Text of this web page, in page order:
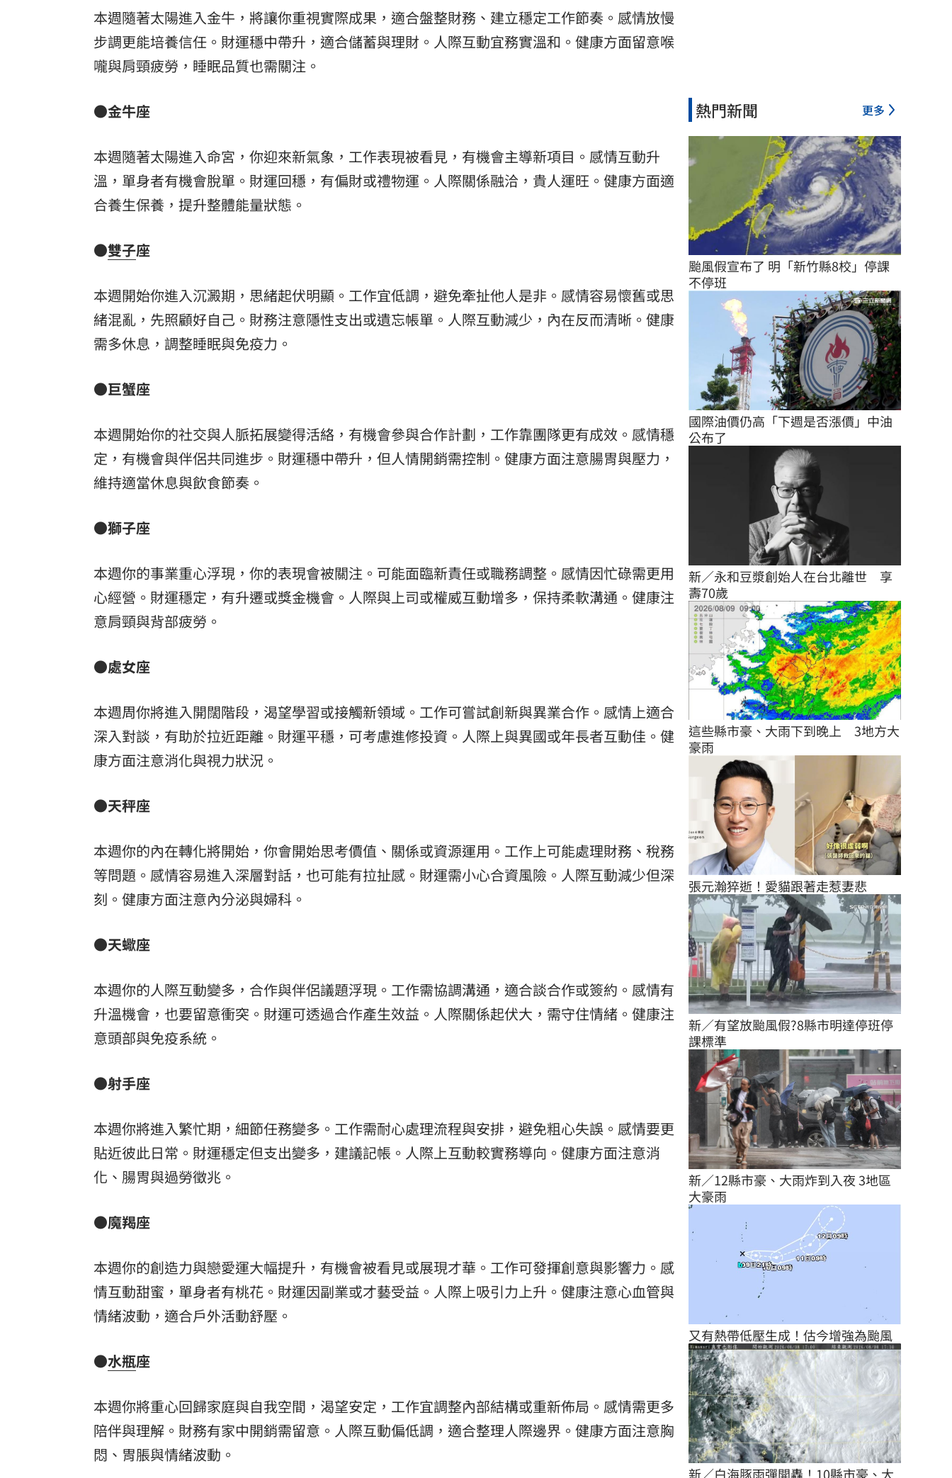
本週隨著太陽進入金牛，將讓你重視實際成果，適合盤整財務、建立穩定工作節奏。感情放慢
步調更能培養信任。財運穩中帶升，適合儲蓄與理財。人際互動宜務實溫和。健康方面留意喉
嚨與肩頸疲勞，睡眠品質也需關注。
●金牛座
本週隨著太陽進入命宮，你迎來新氣象，工作表現被看見，有機會主導新項目。感情互動升
溫，單身者有機會脫單。財運回穩，有偏財或禮物運。人際關係融洽，貴人運旺。健康方面適
合養生保養，提升整體能量狀態。
●雙子座
本週開始你進入沉澱期，思緒起伏明顯。工作宜低調，避免牽扯他人是非。感情容易懷舊或思
緒混亂，先照顧好自己。財務注意隱性支出或遺忘帳單。人際互動減少，內在反而清晰。健康
需多休息，調整睡眠與免疫力。
●巨蟹座
本週開始你的社交與人脈拓展變得活絡，有機會參與合作計劃，工作靠團隊更有成效。感情穩
定，有機會與伴侶共同進步。財運穩中帶升，但人情開銷需控制。健康方面注意腸胃與壓力，
維持適當休息與飲食節奏。
●獅子座
本週你的事業重心浮現，你的表現會被關注。可能面臨新責任或職務調整。感情因忙碌需更用
心經營。財運穩定，有升遷或獎金機會。人際與上司或權威互動增多，保持柔軟溝通。健康注
意肩頸與背部疲勞。
●處女座
本週周你將進入開闊階段，渴望學習或接觸新領域。工作可嘗試創新與異業合作。感情上適合
深入對談，有助於拉近距離。財運平穩，可考慮進修投資。人際上與異國或年長者互動佳。健
康方面注意消化與視力狀況。
●天秤座
本週你的內在轉化將開始，你會開始思考價值、關係或資源運用。工作上可能處理財務、稅務
等問題。感情容易進入深層對話，也可能有拉扯感。財運需小心合資風險。人際互動減少但深
刻。健康方面注意內分泌與婦科。
●天蠍座
本週你的人際互動變多，合作與伴侶議題浮現。工作需協調溝通，適合談合作或簽約。感情有
升溫機會，也要留意衝突。財運可透過合作產生效益。人際關係起伏大，需守住情緒。健康注
意頭部與免疫系統。
●射手座
本週你將進入繁忙期，細節任務變多。工作需耐心處理流程與安排，避免粗心失誤。感情要更
貼近彼此日常。財運穩定但支出變多，建議記帳。人際上互動較實務導向。健康方面注意消
化、腸胃與過勞徵兆。
●魔羯座
本週你的創造力與戀愛運大幅提升，有機會被看見或展現才華。工作可發揮創意與影響力。感
情互動甜蜜，單身者有桃花。財運因副業或才藝受益。人際上吸引力上升。健康注意心血管與
情緒波動，適合戶外活動舒壓。
●水瓶座
本週你將重心回歸家庭與自我空間，渴望安定，工作宜調整內部結構或重新佈局。感情需更多
陪伴與理解。財務有家中開銷需留意。人際互動偏低調，適合整理人際邊界。健康方面注意胸
悶、胃脹與情緒波動。
熱門新聞 更多
颱風假宣布了 明「新竹縣8校」停課
不停班
國際油價仍高「下週是否漲價」中油
公布了
新／永和豆漿創始人在台北離世　享
壽70歲
這些縣市豪、大雨下到晚上　3地方大
豪雨
張元瀚猝逝！愛貓跟著走惹妻悲
新／有望放颱風假?8縣市明達停班停
課標準
新／12縣市豪、大雨炸到入夜 3地區
大豪雨
又有熱帶低壓生成！估今增強為颱風
新／白海豚雨彈開轟！10縣市豪、大